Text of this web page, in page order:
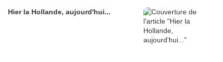
Hier la Hollande, aujourd'hui...